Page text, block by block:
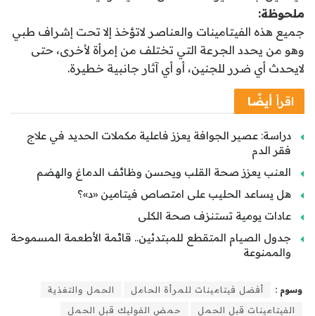
ملحوظة:
جميع هذه الفيتامينات والعناصر لاتؤخذ إلا تحت إشراف طبي
وهو من يحدد الجرعة التي تختلف من إمرأة لأخرى، حتى
لايحدث أي ضرر للجنين، أو أي آثار جانبية خطيرة.
اقرأ أيضًا
دراسة: عصير الجوافة يعزز فاعلية مكملات الحديد في علاج
فقر الدم
العنب يعزز صحة القلب ويحسن وظائف الدماغ والهضم
هل يساعد الحليب على امتصاص فيتامين «د»؟
عادات يومية تستنزف صحة الكلى
جدول الصيام المتقطع للمبتدئين.. قائمة الأطعمة المسموحة
والممنوعة
وسوم : أفضل فيتامينات للمرأة الحامل
الحمل والتغذية
الفيتامينات قبل الحمل
حمض الفوليك قبل الحمل